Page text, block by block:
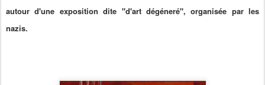
autour d'une exposition dite "d'art dégéneré", organisée par les
nazis.